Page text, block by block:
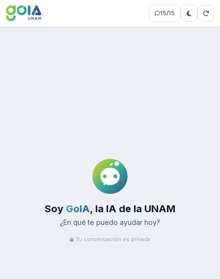
15/15
Soy GoIA, la IA de la UNAM
¿En qué te puedo ayudar hoy?
Tu conversación es privada